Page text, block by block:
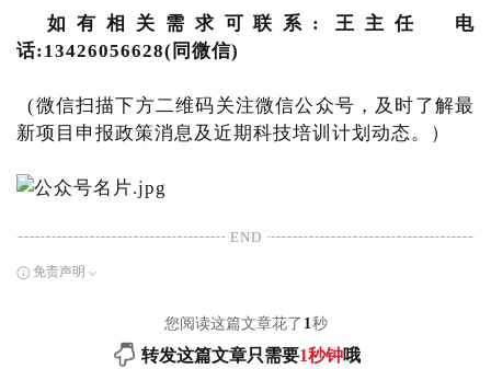
如有相关需求可联系: 王主任 电
话:13426056628(同微信)
(微信扫描下方二维码关注微信公众号，及时了解最
新项目申报政策消息及近期科技培训计划动态。）
END
免责声明
您阅读这篇文章花了 1秒
转发这篇文章只需要1秒钟哦